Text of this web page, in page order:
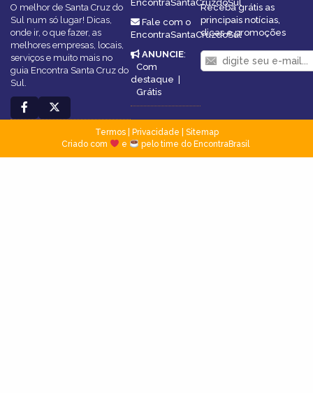
O melhor de Santa Cruz do
Sul num só lugar! Dicas,
onde ir, o que fazer, as
melhores empresas, locais,
serviços e muito mais no
guia Encontra Santa Cruz do
Sul.
EncontraSantaCruzdoSul
Fale com o
EncontraSantaCruzdoSul
ANUNCIE:
Com
destaque |
Grátis
Receba grátis as
principais notícias,
dicas e promoções
Termos| Privacidade
Sitemap
Criado com
e pelo time do EncontraBrasil